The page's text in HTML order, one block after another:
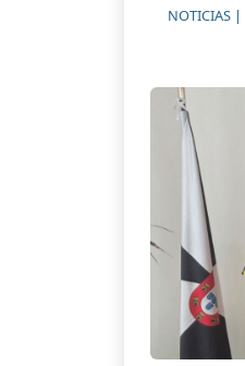
NOTICIAS |